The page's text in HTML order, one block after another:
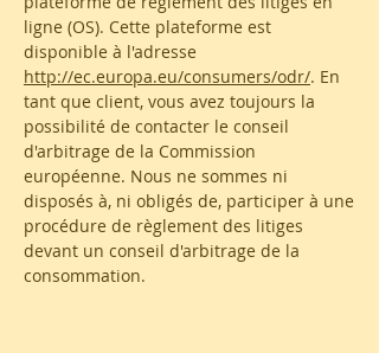
ligne (OS). Cette plateforme est
disponible à l'adresse
http://ec.europa.eu/consumers/odr/. En
tant que client, vous avez toujours la
possibilité de contacter le conseil
d'arbitrage de la Commission
européenne. Nous ne sommes ni
disposés à, ni obligés de, participer à une
procédure de règlement des litiges
devant un conseil d'arbitrage de la
consommation.